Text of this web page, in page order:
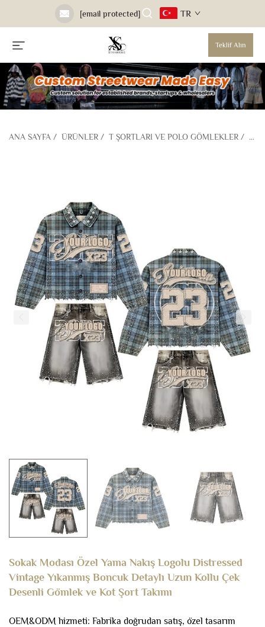
[email protected] TR
Teklif Alın
ANA SAYFA / ÜRÜNLER/ T ŞORTLARI VE POLO GÖMLEKLER/
Sokak Modası Özel Yama Nakış Logolu Distressed
Vintage Yıkanmış Boncuk Detaylı Uzun Kollu Çek
Desenli Gömlek ve Kot Şort Takımı
OEM&ODM hizmeti: Fabrika doğrudan satış, özel tasarım